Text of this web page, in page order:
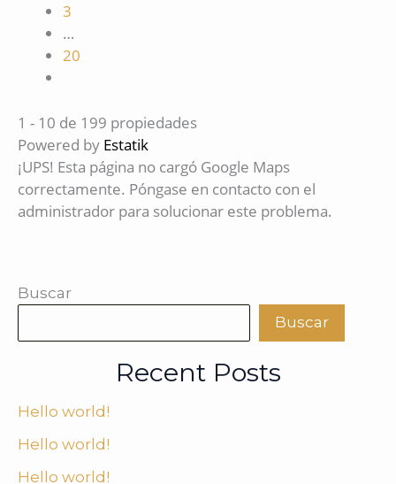
3
…
20
1 - 10 de 199 propiedades
Powered by Estatik
¡UPS! Esta página no cargó Google Maps
correctamente. Póngase en contacto con el
administrador para solucionar este problema.
Buscar
Buscar
Recent Posts
Hello world!
Hello world!
Hello world!